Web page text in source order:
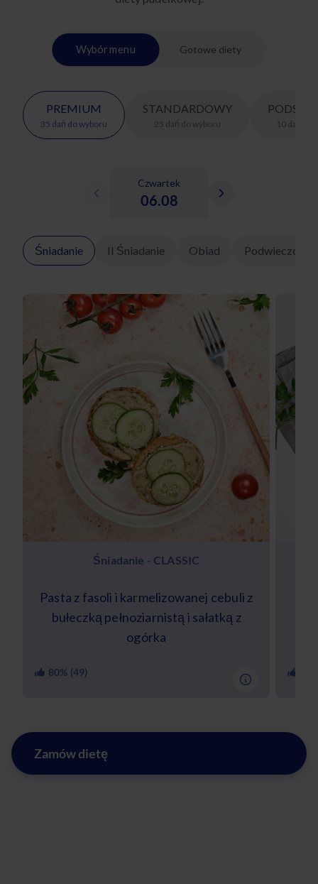
Wybór menu Gotowe diety
PREMIUM
35 dań do wyboru
STANDARDOWY
25 dań do wyboru 10 dań
Czwartek
06.08
Śniadanie II Śniadanie Obiad Podwieczorek
Śniadanie - CLASSIC
Pasta z fasoli i karmelizowanej cebuli z
bułeczką pełnoziarnistą i sałatką z
ogórka
80% (49)
Zamów dietę